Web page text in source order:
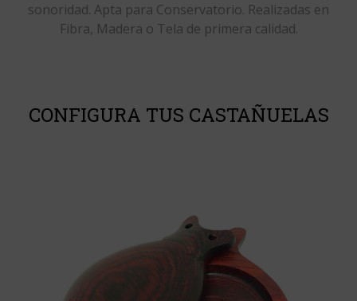
sonoridad. Apta para Conservatorio. Realizadas en
Fibra, Madera o Tela de primera calidad.
CONFIGURA TUS CASTAÑUELAS